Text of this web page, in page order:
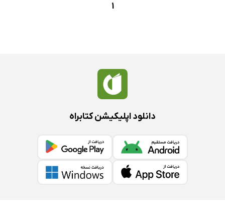
1
دانلود اپلیکیشن کتابراه